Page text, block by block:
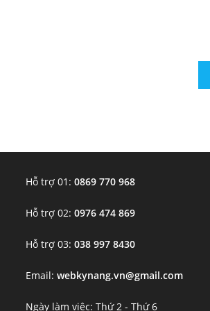
Hỗ trợ 01:0869 770 968
Hỗ trợ 02:0976 474 869
Hỗ trợ 03:038 997 8430
Email:webkynang.vn@gmail.com
Ngày làm việc: Thứ 2 - Thứ 6